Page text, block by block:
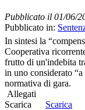
Pubblicato il 01/06/
Pubblicato in:
In sintesi la
Cooperativa
frutto di un'indebita
in uno considerato
normativa di gara.
Allegati
Scarica
Scarica